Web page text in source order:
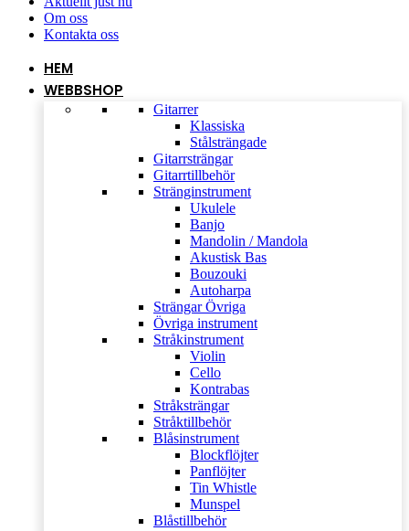
Om oss
Kontakta oss
HEM
WEBBSHOP
Gitarrer
Klassiska
Stålsträngade
Gitarrsträngar
Gitarrtillbehör
Stränginstrument
Ukulele
Banjo
Mandolin / Mandola
Akustisk Bas
Bouzouki
Autoharpa
Strängar Övriga
Övriga instrument
Stråkinstrument
Violin
Cello
Kontrabas
Stråksträngar
Stråktillbehör
Blåsinstrument
Blockflöjter
Panflöjter
Tin Whistle
Munspel
Blåstillbehör